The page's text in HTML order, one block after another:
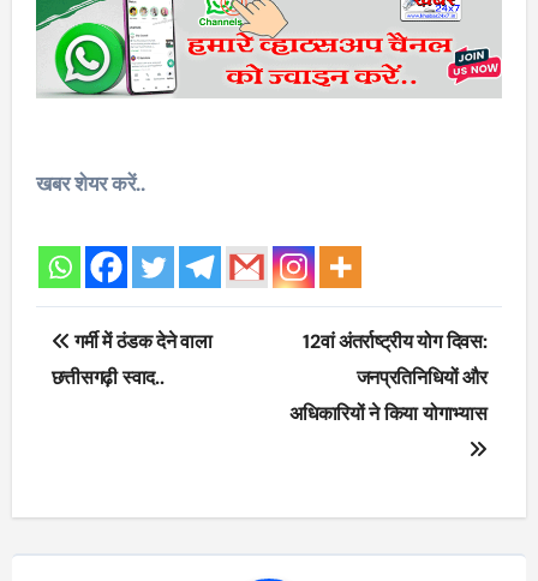
खबर शेयर करें..
Post
navigation
गर्मी में ठंडक देने वाला
छत्तीसगढ़ी स्वाद..
12वां अंतर्राष्ट्रीय योग दिवस:
जनप्रतिनिधियों और
अधिकारियों ने किया योगाभ्यास